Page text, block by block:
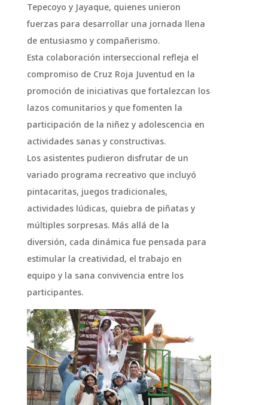
Tepecoyo y Jayaque, quienes unieron
fuerzas para desarrollar una jornada llena
de entusiasmo y compañerismo.
Esta colaboración interseccional refleja el
compromiso de Cruz Roja Juventud en la
promoción de iniciativas que fortalezcan los
lazos comunitarios y que fomenten la
participación de la niñez y adolescencia en
actividades sanas y constructivas.
Los asistentes pudieron disfrutar de un
variado programa recreativo que incluyó
pintacaritas, juegos tradicionales,
actividades lúdicas, quiebra de piñatas y
múltiples sorpresas. Más allá de la
diversión, cada dinámica fue pensada para
estimular la creatividad, el trabajo en
equipo y la sana convivencia entre los
participantes.